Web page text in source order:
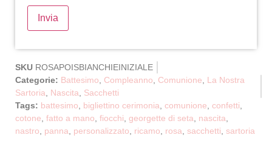
SKU ROSAPOISBIANCHIEINIZIALE
Categorie: Battesimo Compleanno Comunione
La Nostra
Sartoria
Nascita
Sacchetti
Tags: battesimo bigliettino cerimonia comunione confetti
cotone fatto a mano fiocchi georgette di seta nascita
nastro
panna personalizzato ricamo rosa sacchetti sartoria